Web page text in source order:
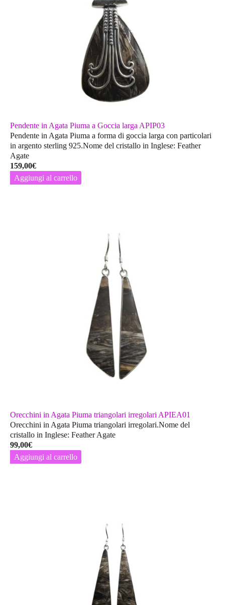
Pendente in Agata Piuma a Goccia larga APIP03
Pendente in Agata Piuma a forma di goccia larga con particolari
in argento sterling 925.Nome del cristallo in Inglese: Feather
Agate
159,00€
Aggiungi al carrello
Orecchini in Agata Piuma triangolari irregolari APIEA01
Orecchini in Agata Piuma triangolari irregolari.Nome del
cristallo in Inglese: Feather Agate
99,00€
Aggiungi al carrello